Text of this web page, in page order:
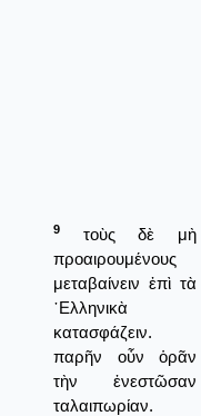
9
τοὺς δὲ μὴ
προαιρουμένους
μεταβαίνειν ἐπὶ τὰ
῾Ελληνικὰ
κατασφάζειν.
παρῆν οὖν ὁρᾶν
τὴν ἐνεστῶσαν
ταλαιπωρίαν.